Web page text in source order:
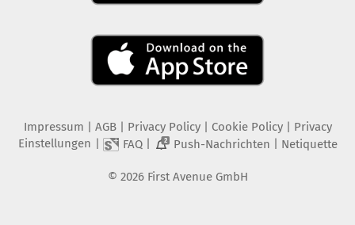
Impressum AGB Privacy Policy| Cookie Policy| Privacy
Einstellungen
FAQ| 2 Push-Nachrichten Netiquette
© 2026 First Avenue GmbH